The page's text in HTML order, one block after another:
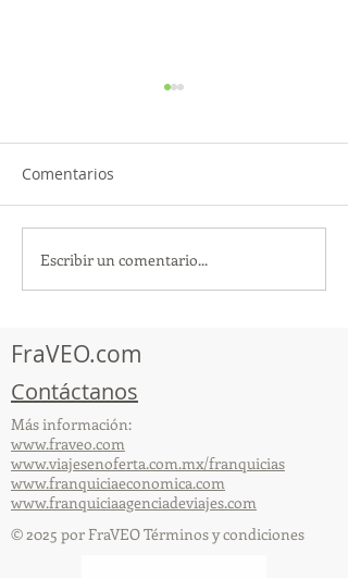
TourTravelynByFraveo
participó en la
Comentarios
Escribir un comentario...
FraVEO.com
Contáctanos
Más información:
www.fraveo.com
www.viajesenoferta.com.mx/franquicias
www.franquiciaeconomica.com
www.franquiciaagenciadeviajes.com
© 2025 por FraVEO Términos y condiciones